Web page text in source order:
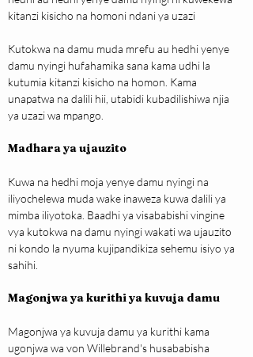
kitanzi kisicho na homoni ndani ya uzazi
Kutokwa na damu muda mrefu au hedhi yenye
damu nyingi hufahamika sana kama udhi la
kutumia kitanzi kisicho na homon. Kama
unapatwa na dalili hii, utabidi kubadilishiwa njia
ya uzazi wa mpango.
Madhara ya ujauzito
Kuwa na hedhi moja yenye damu nyingi na
iliyochelewa muda wake inaweza kuwa dalili ya
mimba iliyotoka. Baadhi ya visababishi vingine
vya kutokwa na damu nyingi wakati wa ujauzito
ni kondo la nyuma kujipandikiza sehemu isiyo ya
sahihi.
Magonjwa ya kurithi ya kuvuja damu
Magonjwa ya kuvuja damu ya kurithi kama
ugonjwa wa von Willebrand's husababisha